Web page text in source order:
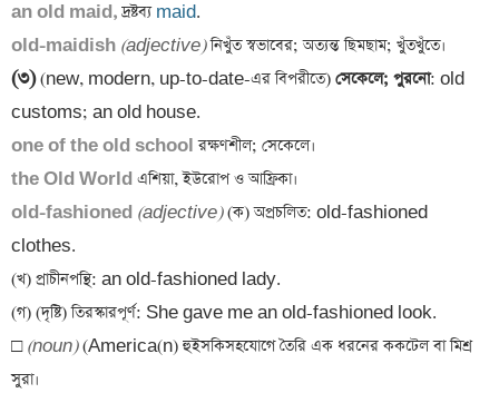
an old maid, দ্রষ্টব্য maid
old-maidish (adjective)
(৩) (new, modern, up-to-date-এর বিপরীতে) সেকেলে; পুরনো: old
one of the old school
the Old World
old-fashioned (adjective) (ক) অপ্রচলিত: old-fashioned
clothes.
(খ) প্রাচীনপন্থি: an old-fashioned lady.
(গ) (দৃষ্টি) তিরস্কারপূর্ণ: She gave me an old-fashioned look.
□ (noun) (America(n) হুইসকিসহযোগে তৈরি এক ধরনের ককটেল বা মিশ্র